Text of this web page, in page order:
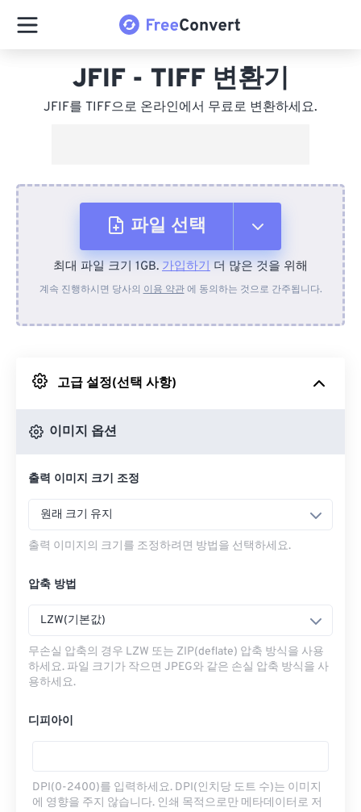
JFIF - TIFF 변환기
JFIF를 TIFF으로 온라인에서 무료로 변환하세요.
파일 선택
장치에서
Google 드라이브에서
최대 파일 크기 1GB. 가입하기 더 많은 것을 위해
계속 진행하시면 당사의 이용 약관에 동의하는 것으로 간주됩니다.
고급 설정(선택 사항)
이미지 옵션
출력 이미지 크기 조정
원래 크기 유지
출력 이미지의 크기를 조정하려면 방법을 선택하세요.
압축 방법
LZW(기본값)
무손실 압축의 경우 LZW 또는 ZIP(deflate) 압축 방식을 사용
하세요. 파일 크기가 작으면 JPEG와 같은 손실 압축 방식을 사
용하세요.
디피아이
DPI(0-2400)를 입력하세요. DPI(인치당 도트 수)는 이미지
에 영향을 주지 않습니다. 인쇄 목적으로만 메타데이터로 저